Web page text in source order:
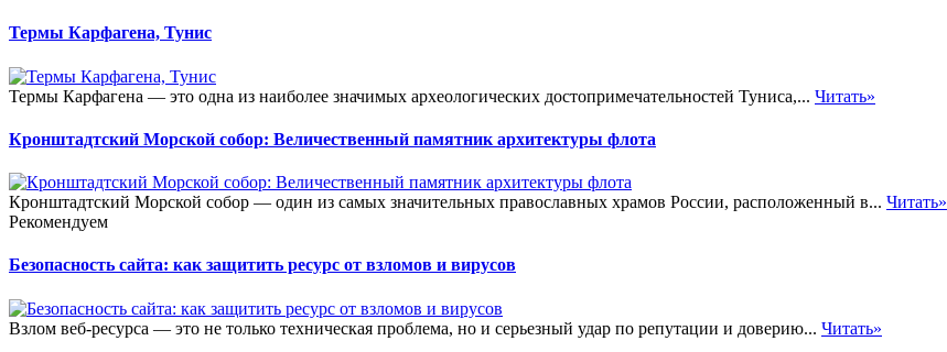
Термы Карфагена, Тунис
Термы Карфагена — это одна из наиболее значимых археологических достопримечательностей Туниса,... Читать»
Кронштадтский Морской собор: Величественный памятник архитектуры флота
Кронштадтский Морской собор — один из самых значительных православных храмов России, расположенный в... Читать»
Рекомендуем
Безопасность сайта: как защитить ресурс от взломов и вирусов
Взлом веб-ресурса — это не только техническая проблема, но и серьезный удар по репутации и доверию... Читать»